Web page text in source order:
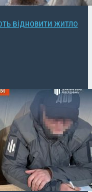
відновити житло